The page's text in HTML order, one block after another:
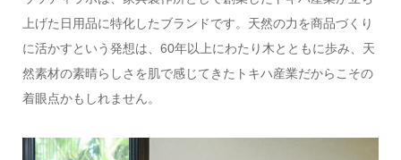
上げた日用品に特化したブランドです。天然の力を商品づくり
に活かすという発想は、60年以上にわたり木とともに歩み、天
然素材の素晴らしさを肌で感じてきたトキハ産業だからこその
着眼点かもしれません。